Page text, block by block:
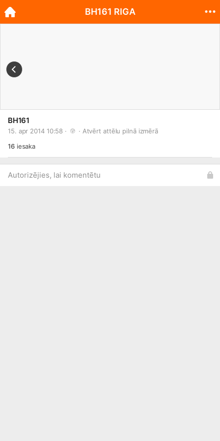
BH161
15. apr 2014 10:58 · · Atvērt attēlu pilnā izmērā
16iesaka
Autorizējies, lai komentētu
BH161 RIGA